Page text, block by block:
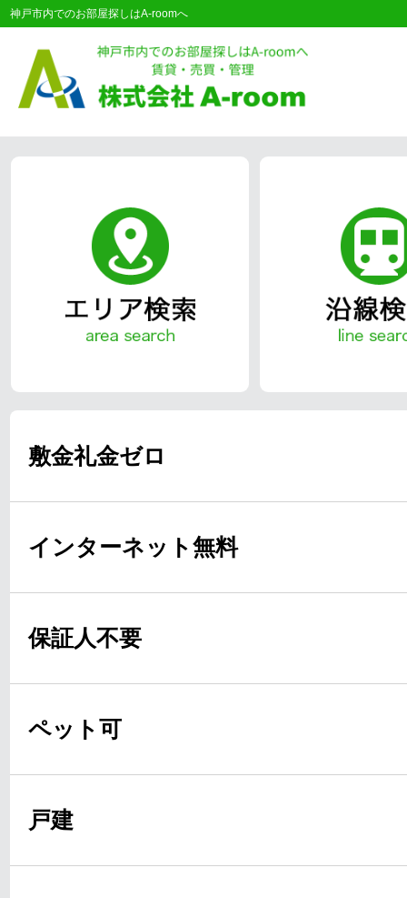
神戸市内でのお部屋探しはA-roomへ
敷金礼金ゼロ
インターネット無料
保証人不要
ペット可
戸建